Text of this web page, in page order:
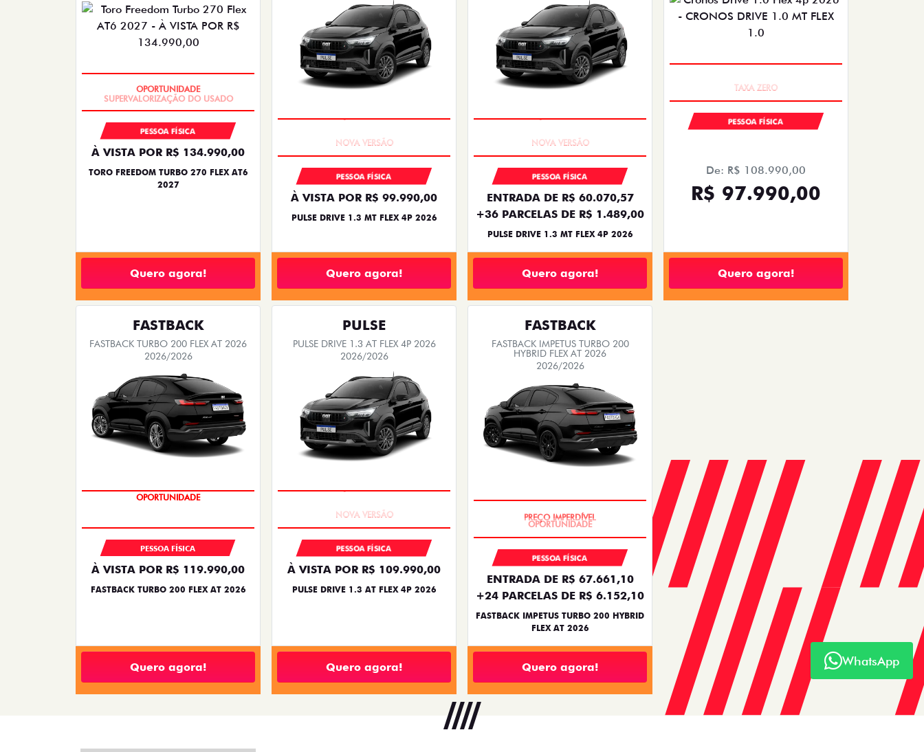
PESSOA FÍSICA
À VISTA POR R$ 134.990,00
TORO FREEDOM TURBO 270 FLEX AT6
2027
Quero agora!
PESSOA FÍSICA
À VISTA POR R$ 99.990,00
PULSE DRIVE 1.3 MT FLEX 4P 2026
Quero agora!
PESSOA FÍSICA
ENTRADA DE R$ 60.070,57
+36 PARCELAS DE R$ 1.489,00
PULSE DRIVE 1.3 MT FLEX 4P 2026
Quero agora!
PESSOA FÍSICA
De: R$ 108.990,00
R$ 97.990,00
Quero agora!
FASTBACK
FASTBACK TURBO 200 FLEX AT 2026
2026/2026
OPORTUNIDADE
PESSOA FÍSICA
À VISTA POR R$ 119.990,00
FASTBACK TURBO 200 FLEX AT 2026
Quero agora!
PULSE
PULSE DRIVE 1.3 AT FLEX 4P 2026
2026/2026
PESSOA FÍSICA
À VISTA POR R$ 109.990,00
PULSE DRIVE 1.3 AT FLEX 4P 2026
Quero agora!
FASTBACK
FASTBACK IMPETUS TURBO 200
HYBRID FLEX AT 2026
2026/2026
PESSOA FÍSICA
ENTRADA DE R$ 67.661,10
+24 PARCELAS DE R$ 6.152,10
FASTBACK IMPETUS TURBO 200 HYBRID
FLEX AT 2026
Quero agora! WhatsApp